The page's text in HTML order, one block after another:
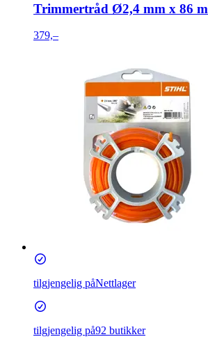
Trimmertråd Ø2,4 mm x 86 m
379,–
tilgjengelig påNettlager
tilgjengelig på92 butikker